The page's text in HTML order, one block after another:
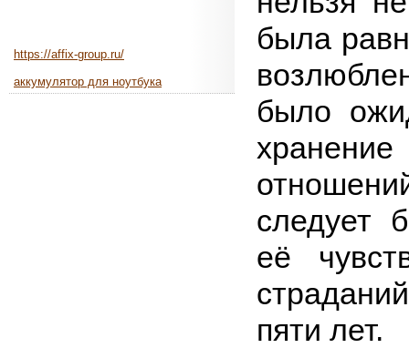
https://affix-group.ru/
аккумулятор для ноутбука
была
было
следует
её
пяти лет.